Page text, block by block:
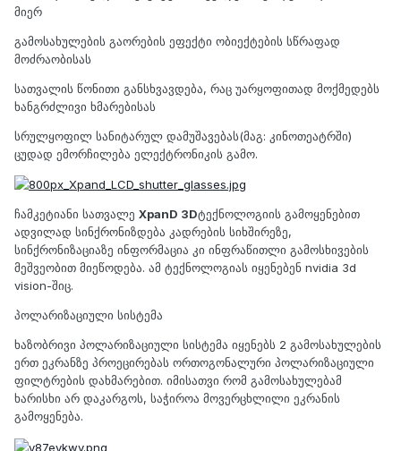
მიერ
გამოსახულების გაორების ეფექტი ობიექტების სწრაფად
მოძრაობისას
სათვალის წონითი განსხვავდება, რაც უარყოფითად მოქმედებს
ხანგრძლივი ხმარებისას
სრულყოფილ სანიტარულ დამუშავებას(მაგ: კინოთეატრში)
ცუდად ემორჩილება ელექტრონიკის გამო.
ჩამკეტიანი სათვალე XpanD 3Dტექნოლოგიის გამოყენებით
ადვილად სინქრონიზდება კადრების სიხშირეზე,
სინქრონიზაციაზე ინფორმაცია კი ინფრაწითლი გამოსხივების
მეშვეობით მიეწოდება. ამ ტექნოლოგიას იყენებენ nvidia 3d
vision-შიც.
პოლარიზაციული სისტემა
ხაზობრივი პოლარიზაციული სისტემა იყენებს 2 გამოსახულების
ერთ ეკრანზე პროეცირებას ორთოგონალური პოლარიზაციული
ფილტრების დახმარებით. იმისათვი რომ გამოსახულებამ
ხარისხი არ დაკარგოს, საჭიროა მოვერცხლილი ეკრანის
გამოყენება.